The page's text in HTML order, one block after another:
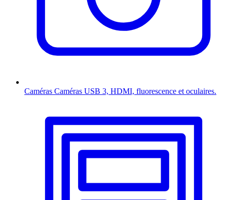
Caméras Caméras USB 3, HDMI, fluorescence et oculaires.